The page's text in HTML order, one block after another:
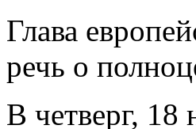
Глава
речь о
В четверг, 18